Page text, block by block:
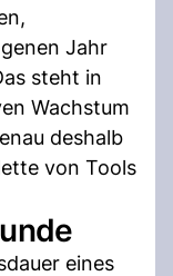
Jahr
steht in
Wachstum
deshalb
von Tools
eines